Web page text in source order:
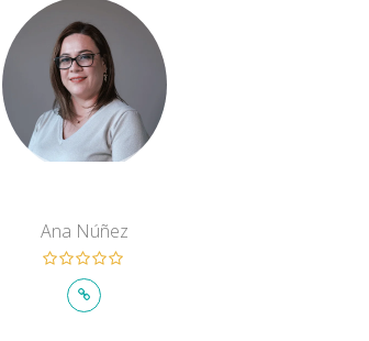
Ana Núñez